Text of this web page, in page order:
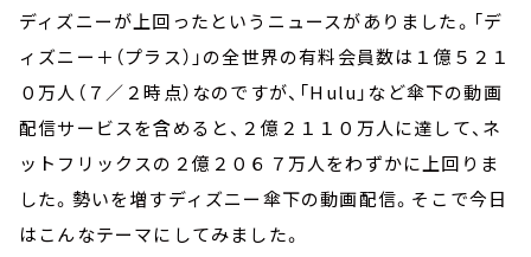
ディズニーが上回ったというニュースがありました。「デ
ィズニー＋（プラス）」の全世界の有料会員数は１億５２１
０万人（７／２時点）なのですが、「Hulu」など傘下の動画
配信サービスを含めると、２億２１１０万人に達して、ネ
ットフリックスの２億２０６７万人をわずかに上回りま
した。勢いを増すディズニー傘下の動画配信。そこで今日
はこんなテーマにしてみました。